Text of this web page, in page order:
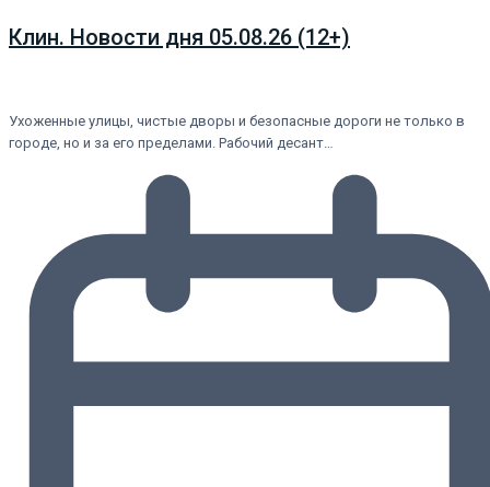
Клин. Новости дня 05.08.26 (12+)
Ухоженные улицы, чистые дворы и безопасные дороги не только в
городе, но и за его пределами. Рабочий десант…